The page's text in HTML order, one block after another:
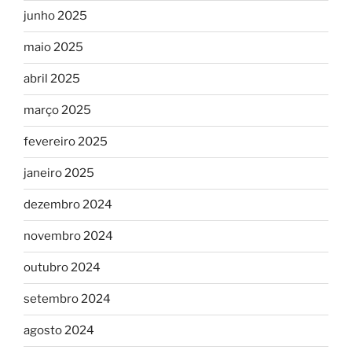
junho 2025
maio 2025
abril 2025
março 2025
fevereiro 2025
janeiro 2025
dezembro 2024
novembro 2024
outubro 2024
setembro 2024
agosto 2024